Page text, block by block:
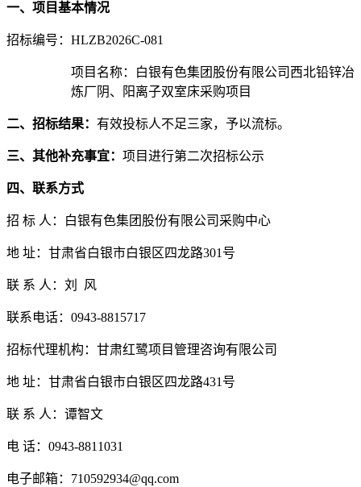
一、 项目基本情况
招标编号： HLZB2026C-081
项目名称：
白银有色集团股份有限公司西北铅锌冶
炼厂阴、阳离子双室床采购项目
二、 招标结果： 有效投标人不足三家，予以流标。
三、其他补充事宜： 项目进行第二次招标公示
四、联系方式
招 标 人： 白银有色集团股份有限公司采购中心
地 址：甘肃省白银市白银区四龙路301 号
联 系 人： 刘 风
联系电话： 0943-8815717
招标代理机构： 甘肃红鹭项目管理咨询有限公司
地 址：甘肃省白银市白银区四龙路431 号
联 系 人： 谭智文
电 话： 0943-8811031
电子邮箱： 710592934@qq.com